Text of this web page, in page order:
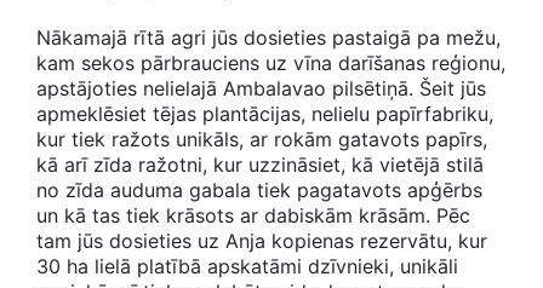
Nākamajā rītā agri jūs dosieties pastaigā pa mežu,
kam sekos pārbrauciens uz vīna darīšanas reģionu,
apstājoties nelielajā Ambalavao pilsētiņā. Šeit jūs
apmeklēsiet tējas plantācijas, nelielu papīrfabriku,
kur tiek ražots unikāls, ar rokām gatavots papīrs,
kā arī zīda ražotni, kur uzzināsiet, kā vietējā stilā
no zīda auduma gabala tiek pagatavots apģērbs
un kā tas tiek krāsots ar dabiskām krāsām. Pēc
tam jūs dosieties uz Anja kopienas rezervātu, kur
30 ha lielā platībā apskatāmi dzīvnieki, unikāli